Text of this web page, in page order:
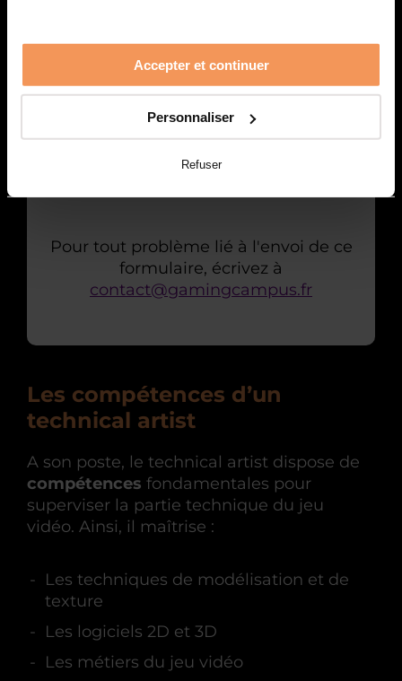
Accepter et continuer
Personnaliser
Refuser
Pour tout problème lié à l'envoi de ce
formulaire, écrivez à
contact@gamingcampus.fr
Les compétences d’un
technical artist
A son poste, le technical artist dispose de
compétences fondamentales pour
superviser la partie technique du jeu
vidéo. Ainsi, il maîtrise :
Les techniques de modélisation et de
texture
Les logiciels 2D et 3D
Les métiers du jeu vidéo